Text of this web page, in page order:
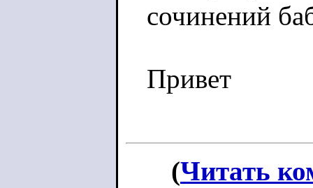
сочинений
Привет
(Читать